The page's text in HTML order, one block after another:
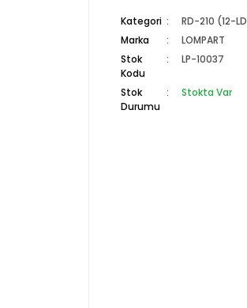
Kategori
RD-210 (12-
Marka
LOMPART
Stok
Kodu
LP-10037
Stok
Durumu
Stokta Var